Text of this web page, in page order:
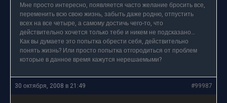
Мне просто интересно, появляется часто желание бросить все,
переменить всю свою жизнь, забыть даже родню, отпустить
всех на все четыре, а самому достичь чего-то, что
действительно хочется только тебе и никем не подсказано…
Как вы думаете это попытка обрести себя, действительно
понять жизнь? Или просто попытка отгородиться от проблем
которые в данное время кажутся нерешаемыми?
30 октября, 2008 в 21:49 #99987